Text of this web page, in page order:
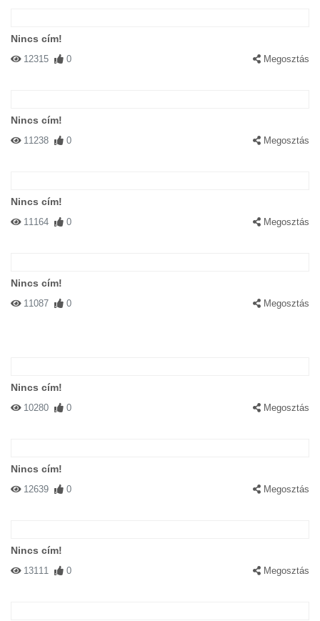
Nincs cím!
12315 0 Megosztás
Nincs cím!
11238 0 Megosztás
Nincs cím!
11164 0 Megosztás
Nincs cím!
11087 0 Megosztás
Nincs cím!
10280 0 Megosztás
Nincs cím!
12639 0 Megosztás
Nincs cím!
13111 0 Megosztás